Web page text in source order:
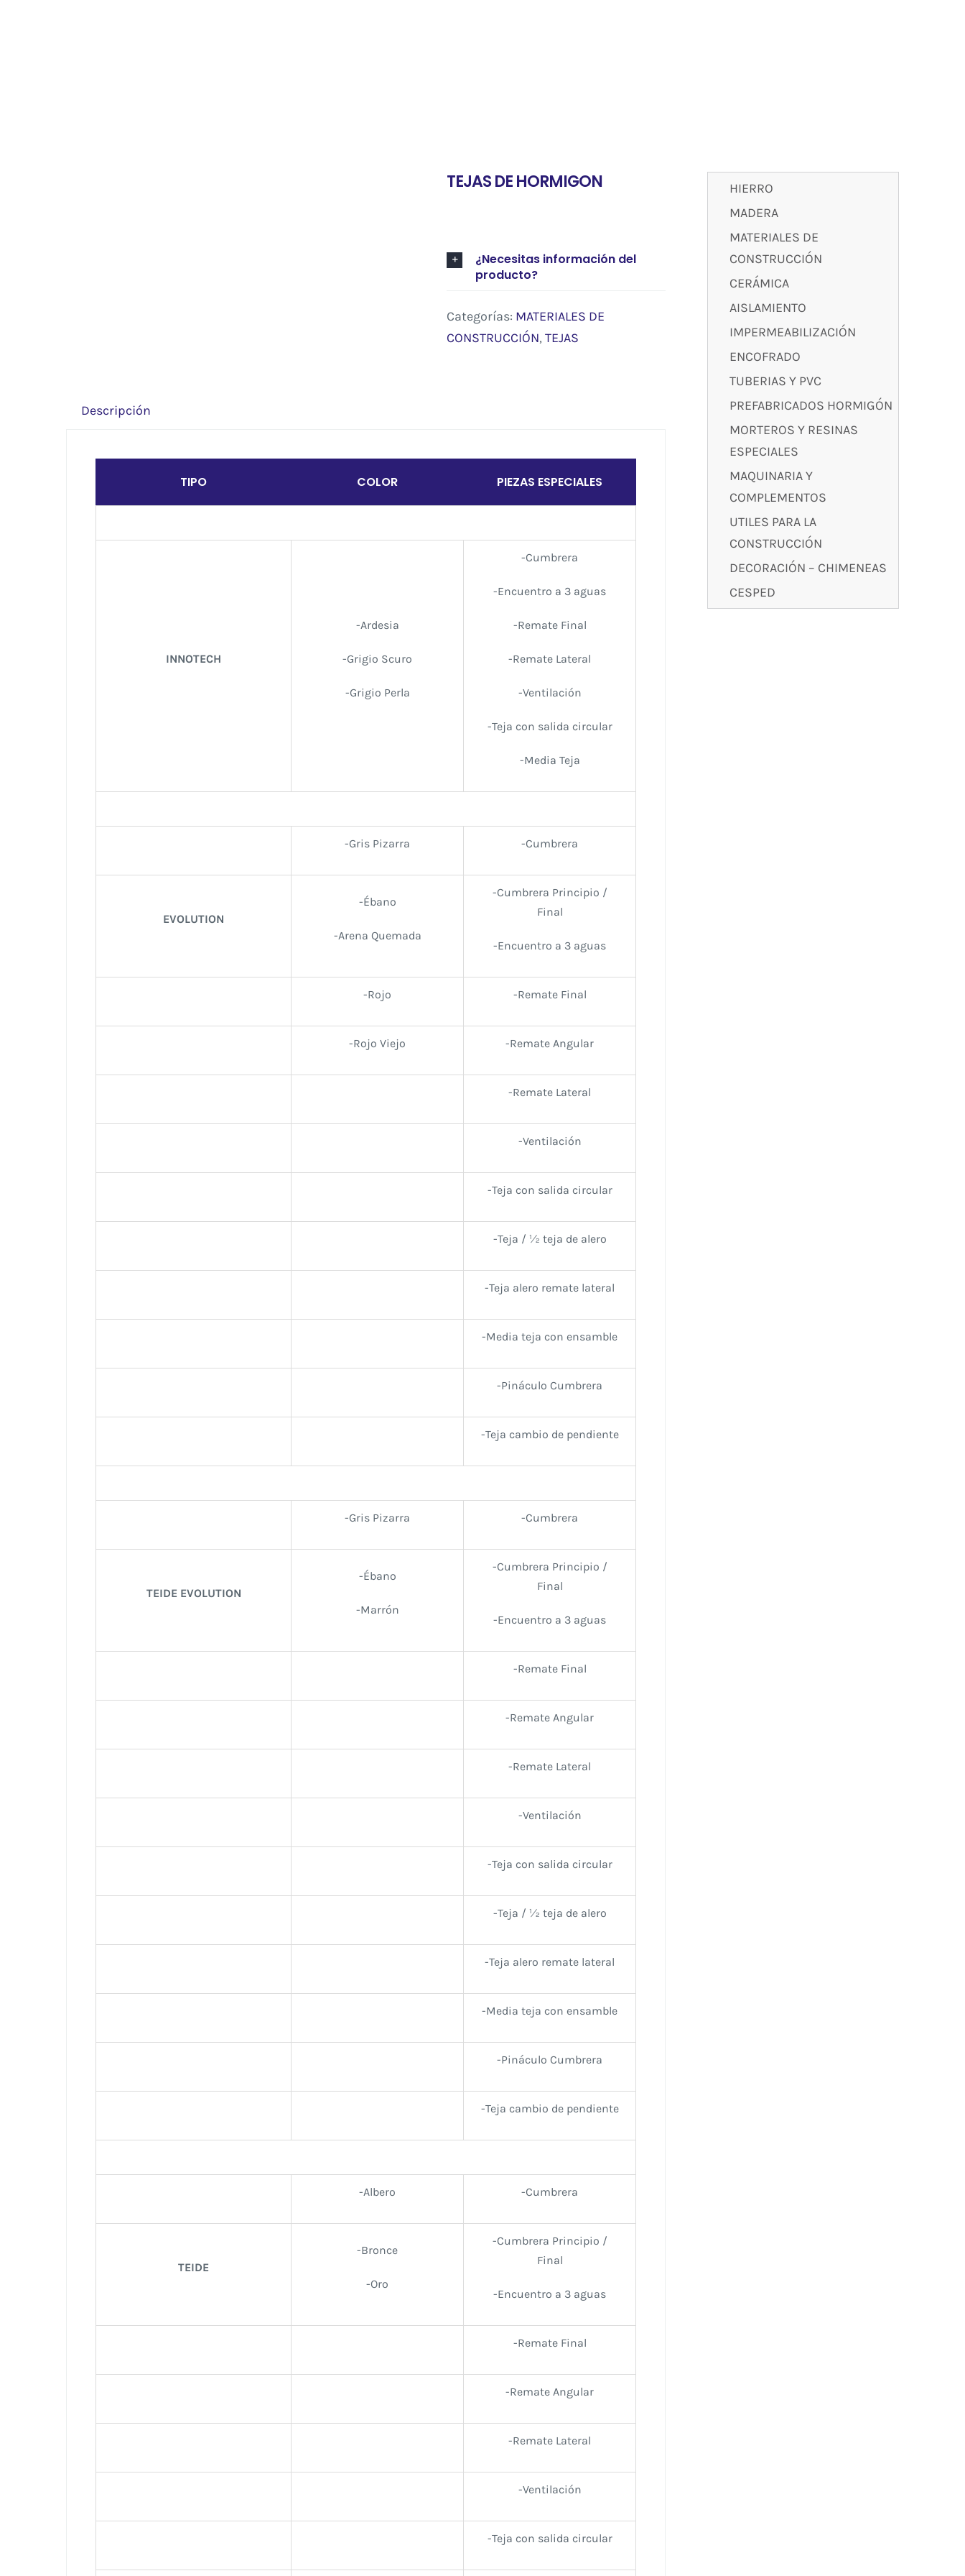
TEJAS DE HORMIGON
¿Necesitas información del
producto?
Categorías: MATERIALES DE
CONSTRUCCIÓN, TEJAS
Descripción
TIPO COLOR PIEZAS ESPECIALES
INNOTECH
-Ardesia
-Grigio Scuro
-Grigio Perla
-Cumbrera
-Encuentro a 3 aguas
-Remate Final
-Remate Lateral
-Ventilación
-Teja con salida circular
-Media Teja
-Gris Pizarra -Cumbrera
EVOLUTION
-Ébano
-Arena Quemada
-Cumbrera Principio /
Final
-Encuentro a 3 aguas
-Rojo -Remate Final
-Rojo Viejo -Remate Angular
-Remate Lateral
-Ventilación
-Teja con salida circular
-Teja / ½ teja de alero
-Teja alero remate lateral
-Media teja con ensamble
-Pináculo Cumbrera
-Teja cambio de pendiente
-Gris Pizarra -Cumbrera
TEIDE EVOLUTION
-Ébano
-Marrón
-Cumbrera Principio /
Final
-Encuentro a 3 aguas
-Remate Final
-Remate Angular
-Remate Lateral
-Ventilación
-Teja con salida circular
-Teja / ½ teja de alero
-Teja alero remate lateral
-Media teja con ensamble
-Pináculo Cumbrera
-Teja cambio de pendiente
-Albero -Cumbrera
TEIDE
-Bronce
-Oro
-Cumbrera Principio /
Final
-Encuentro a 3 aguas
-Remate Final
-Remate Angular
-Remate Lateral
-Ventilación
-Teja con salida circular
HIERRO
MADERA
MATERIALES DE
CONSTRUCCIÓN
CERÁMICA
AISLAMIENTO
IMPERMEABILIZACIÓN
ENCOFRADO
TUBERIAS Y PVC
PREFABRICADOS HORMIGÓN
MORTEROS Y RESINAS
ESPECIALES
MAQUINARIA Y
COMPLEMENTOS
UTILES PARA LA
CONSTRUCCIÓN
DECORACIÓN – CHIMENEAS
CESPED